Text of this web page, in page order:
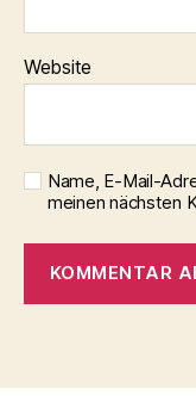
Website
Name, E-Mail-
meinen nächsten